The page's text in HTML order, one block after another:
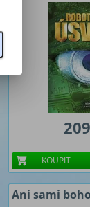
KOUPIT
Ani sami